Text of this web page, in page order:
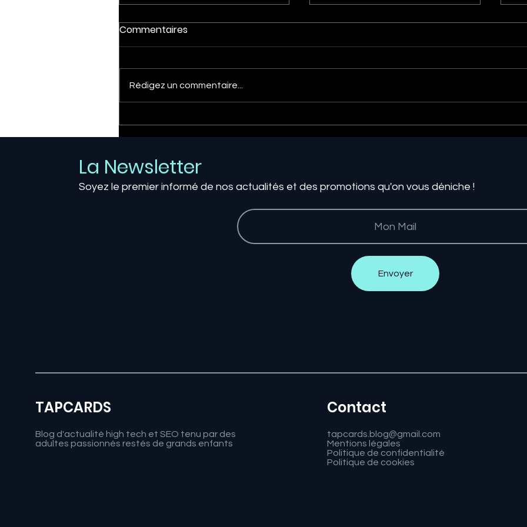
Le sans-contact nouvelle
génération : quand la
les cartes de visite
digitales
Les 5 grands points de la
transformation digitale du
Commentaires
Rédigez un commentaire...
La Newsletter
Soyez le premier informé de nos actualités et des promotions qu'on vous déniche !
Envoyer
TAPCARDS
Blog d'actualité high tech et SEO tenu par des
adultes passionnés restés de grands enfants
Contact
tapcards.blog@gmail.com
Mentions légales
Politique de confidentialité
Politique de cookies